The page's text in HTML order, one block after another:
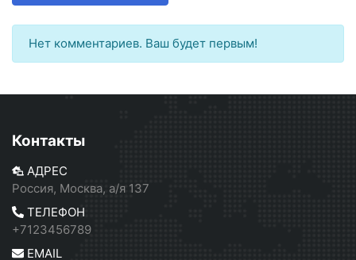
Нет комментариев. Ваш будет первым!
Контакты
АДРЕС
Россия, Москва, а/я 137
ТЕЛЕФОН
+7123456789
EMAIL